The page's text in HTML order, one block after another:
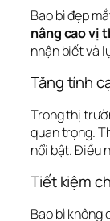
nâng cao vị
nhận biết và
Tăng tính
Trong thị
quan trọng.
nổi bật. Điều
Tiết kiệm